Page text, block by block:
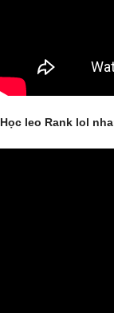
Học leo Rank lol